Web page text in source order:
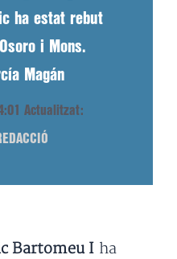
ha estat rebut
i Mons.
Magán
Actualitzat:
Bartomeu I ha